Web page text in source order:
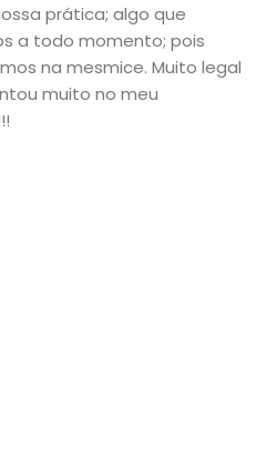
prática; algo que
a todo momento; pois
na mesmice. Muito legal
muito no meu